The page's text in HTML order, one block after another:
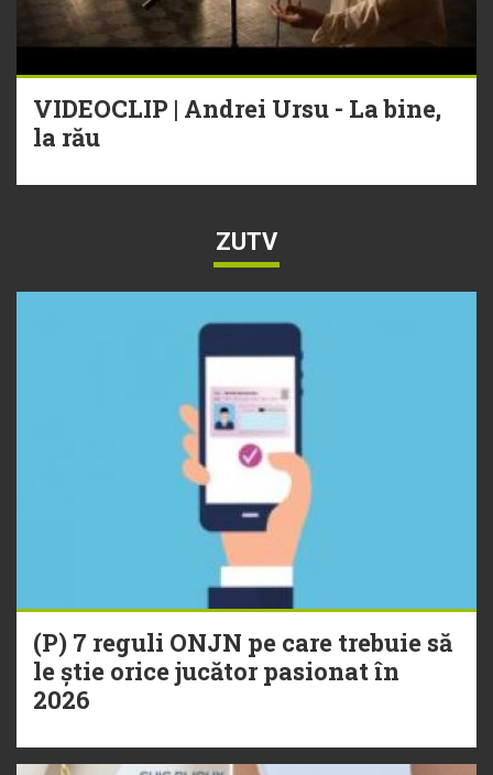
VIDEOCLIP | Andrei Ursu - La bine,
la rău
ZUTV
(P) 7 reguli ONJN pe care trebuie să
le știe orice jucător pasionat în
2026